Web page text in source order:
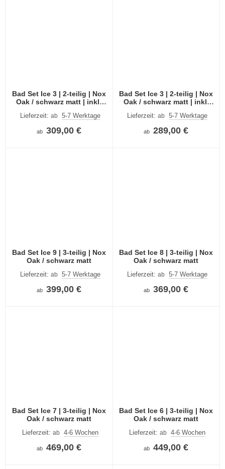
Bad Set Ice 3 | 2-teilig | Nox
Oak / schwarz matt | inkl.
Lieferzeit: ab 5-7 Werktage
ab 309,00 €
Bad Set Ice 3 | 2-teilig | Nox
Oak / schwarz matt | inkl.
Lieferzeit:ab 5-7 Werktage
ab 289,00 €
Bad Set Ice 9 | 3-teilig | Nox
Oak / schwarz matt
Lieferzeit: ab 5-7 Werktage
ab 399,00 €
Bad Set Ice 8 | 3-teilig | Nox
Oak / schwarz matt
Lieferzeit:ab 5-7 Werktage
ab 369,00 €
Bad Set Ice 7 | 3-teilig | Nox
Oak / schwarz matt
Lieferzeit: ab 4-6 Wochen
ab 469,00 €
Bad Set Ice 6 | 3-teilig | Nox
Oak / schwarz matt
Lieferzeit:ab 4-6 Wochen
ab 449,00 €